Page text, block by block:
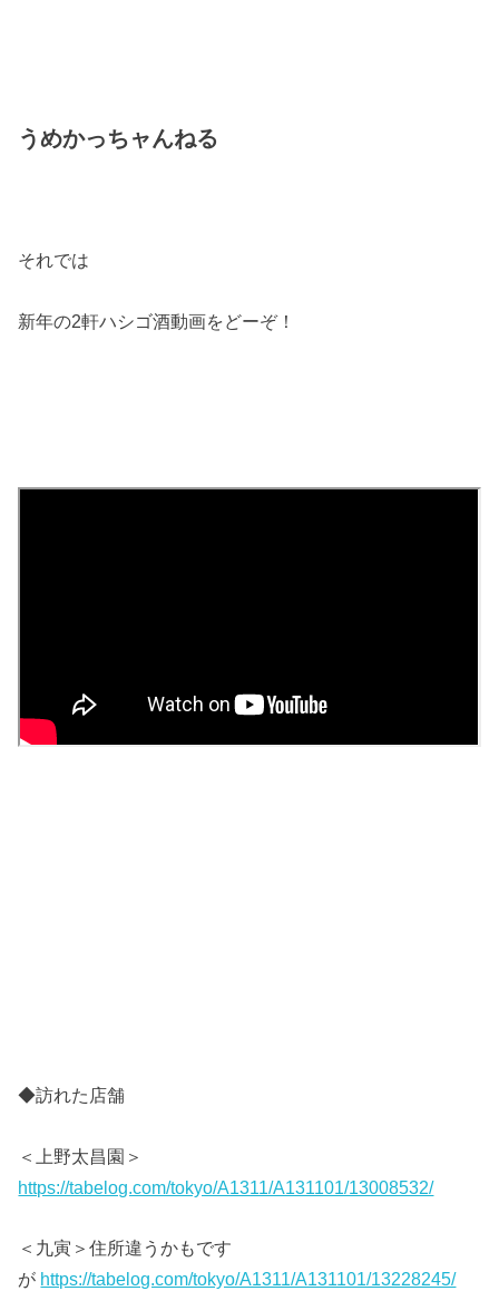
うめかっちャんねる
それでは
新年の2軒ハシゴ酒動画をどーぞ！
◆訪れた店舗
＜上野太昌園＞
https://tabelog.com/tokyo/A1311/A131101/13008532/
＜九寅＞住所違うかもです
が https://tabelog.com/tokyo/A1311/A131101/13228245/